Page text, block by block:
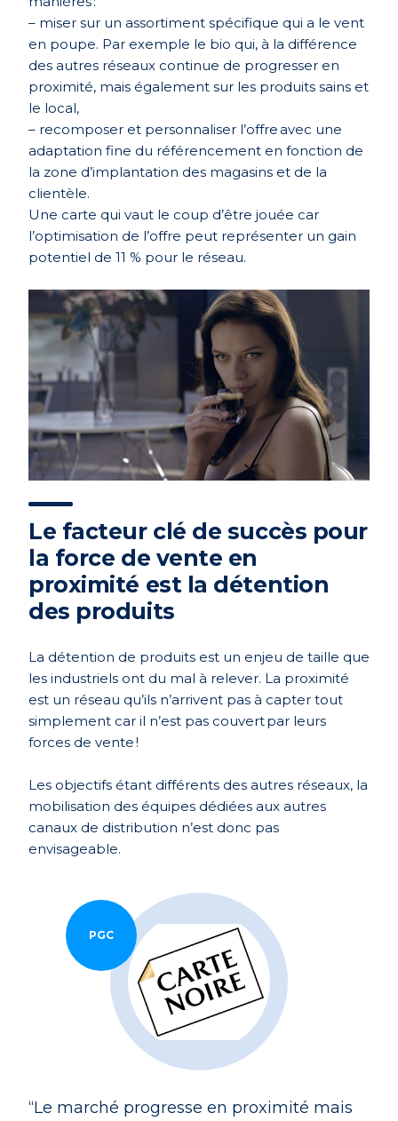
– miser sur un assortiment spécifique qui a le vent
en poupe. Par exemple le bio qui, à la différence
des autres réseaux continue de progresser en
proximité, mais également sur les produits sains et
le local,
– recomposer et personnaliser l’offre avec une
adaptation fine du référencement en fonction de
la zone d’implantation des magasins et de la
clientèle.
Une carte qui vaut le coup d’être jouée car
l’optimisation de l’offre peut représenter un gain
potentiel de 11 % pour le réseau.
Le facteur clé de succès pour
la force de vente en
proximité est la détention
des produits
La détention de produits est un enjeu de taille que
les industriels ont du mal à relever. La proximité
est un réseau qu’ils n’arrivent pas à capter tout
simplement car il n’est pas couvert par leurs
forces de vente !
Les objectifs étant différents des autres réseaux, la
mobilisation des équipes dédiées aux autres
canaux de distribution n’est donc pas
envisageable.
PGC
“Le marché progresse en proximité mais